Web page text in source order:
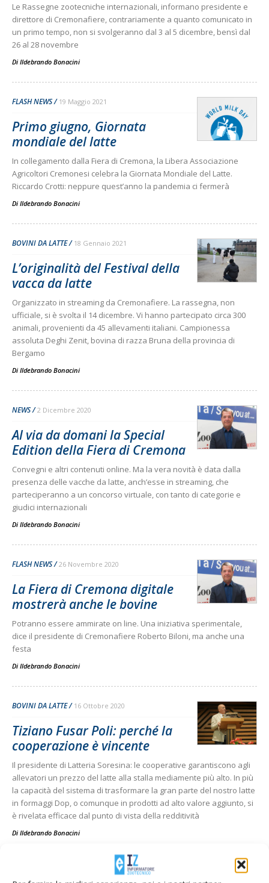
Le Rassegne zootecniche internazionali, informano presidente e
direttore di Cremonafiere, contrariamente a quanto comunicato in
un primo tempo, non si svolgeranno dal 3 al 5 dicembre, bensì dal
26 al 28 novembre
Di Ildebrando Bonacini
FLASH NEWS 19 Maggio 2021
Primo giugno, Giornata
mondiale del latte
In collegamento dalla Fiera di Cremona, la Libera Associazione
Agricoltori Cremonesi celebra la Giornata Mondiale del Latte.
Riccardo Crotti: neppure quest’anno la pandemia ci fermerà
Di Ildebrando Bonacini
BOVINI DA LATTE 18 Gennaio 2021
L’originalità del Festival della
vacca da latte
Organizzato in streaming da Cremonafiere. La rassegna, non
ufficiale, si è svolta il 14 dicembre. Vi hanno partecipato circa 300
animali, provenienti da 45 allevamenti italiani. Campionessa
assoluta Deghi Zenit, bovina di razza Bruna della provincia di
Bergamo
Di Ildebrando Bonacini
NEWS 2 Dicembre 2020
Al via da domani la Special
Edition della Fiera di Cremona
Convegni e altri contenuti online. Ma la vera novità è data dalla
presenza delle vacche da latte, anch’esse in streaming, che
parteciperanno a un concorso virtuale, con tanto di categorie e
giudici internazionali
Di Ildebrando Bonacini
FLASH NEWS 26 Novembre 2020
La Fiera di Cremona digitale
mostrerà anche le bovine
Potranno essere ammirate on line. Una iniziativa sperimentale,
dice il presidente di Cremonafiere Roberto Biloni, ma anche una
festa
Di Ildebrando Bonacini
BOVINI DA LATTE 16 Ottobre 2020
Tiziano Fusar Poli: perché la
cooperazione è vincente
Il presidente di Latteria Soresina: le cooperative garantiscono agli
allevatori un prezzo del latte alla stalla mediamente più alto. In più
la capacità del sistema di trasformare la gran parte del nostro latte
in formaggi Dop, o comunque in prodotti ad alto valore aggiunto, si
è rivelata efficace dal punto di vista della redditività
Di Ildebrando Bonacini
18 Novembre 2019